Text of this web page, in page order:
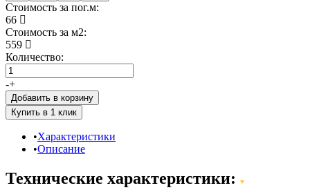
Стоимость за пог.м:
66
Стоимость за м2:
559
Количество:
-+
Добавить в корзину
Характеристики
Описание
Технические характеристики: